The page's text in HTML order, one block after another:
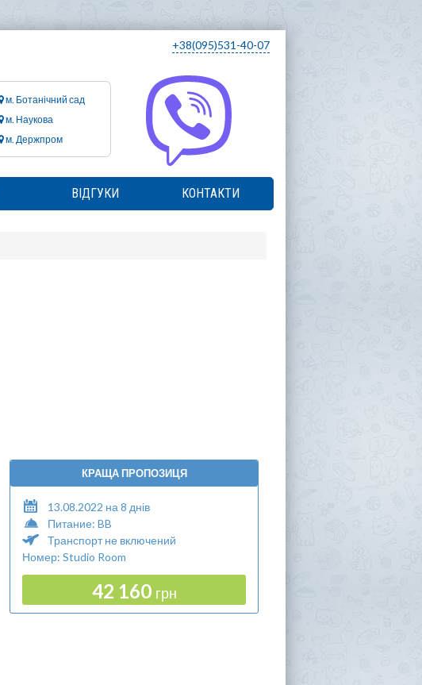
+38(095)531-40-07
м. Ботанічний сад
м. Наукова
м. Держпром
ВІДГУКИ КОНТАКТИ
КРАЩА ПРОПОЗИЦЯ
13.08.2022 на 8 днів
Питание: BB
Транспорт не включений
Номер: Studio Room
42 160 грн